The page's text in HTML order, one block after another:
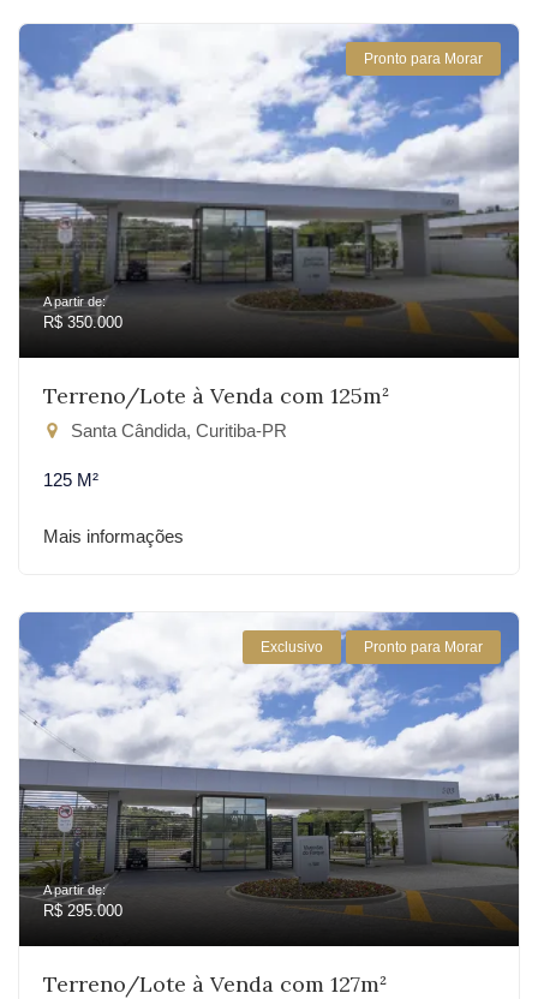
Pronto para Morar
A partir de:
R$ 350.000
Terreno/Lote à Venda com 125m²
Santa Cândida, Curitiba-PR
125 M²
Mais informações
Exclusivo Pronto para Morar
A partir de:
R$ 295.000
Terreno/Lote à Venda com 127m²